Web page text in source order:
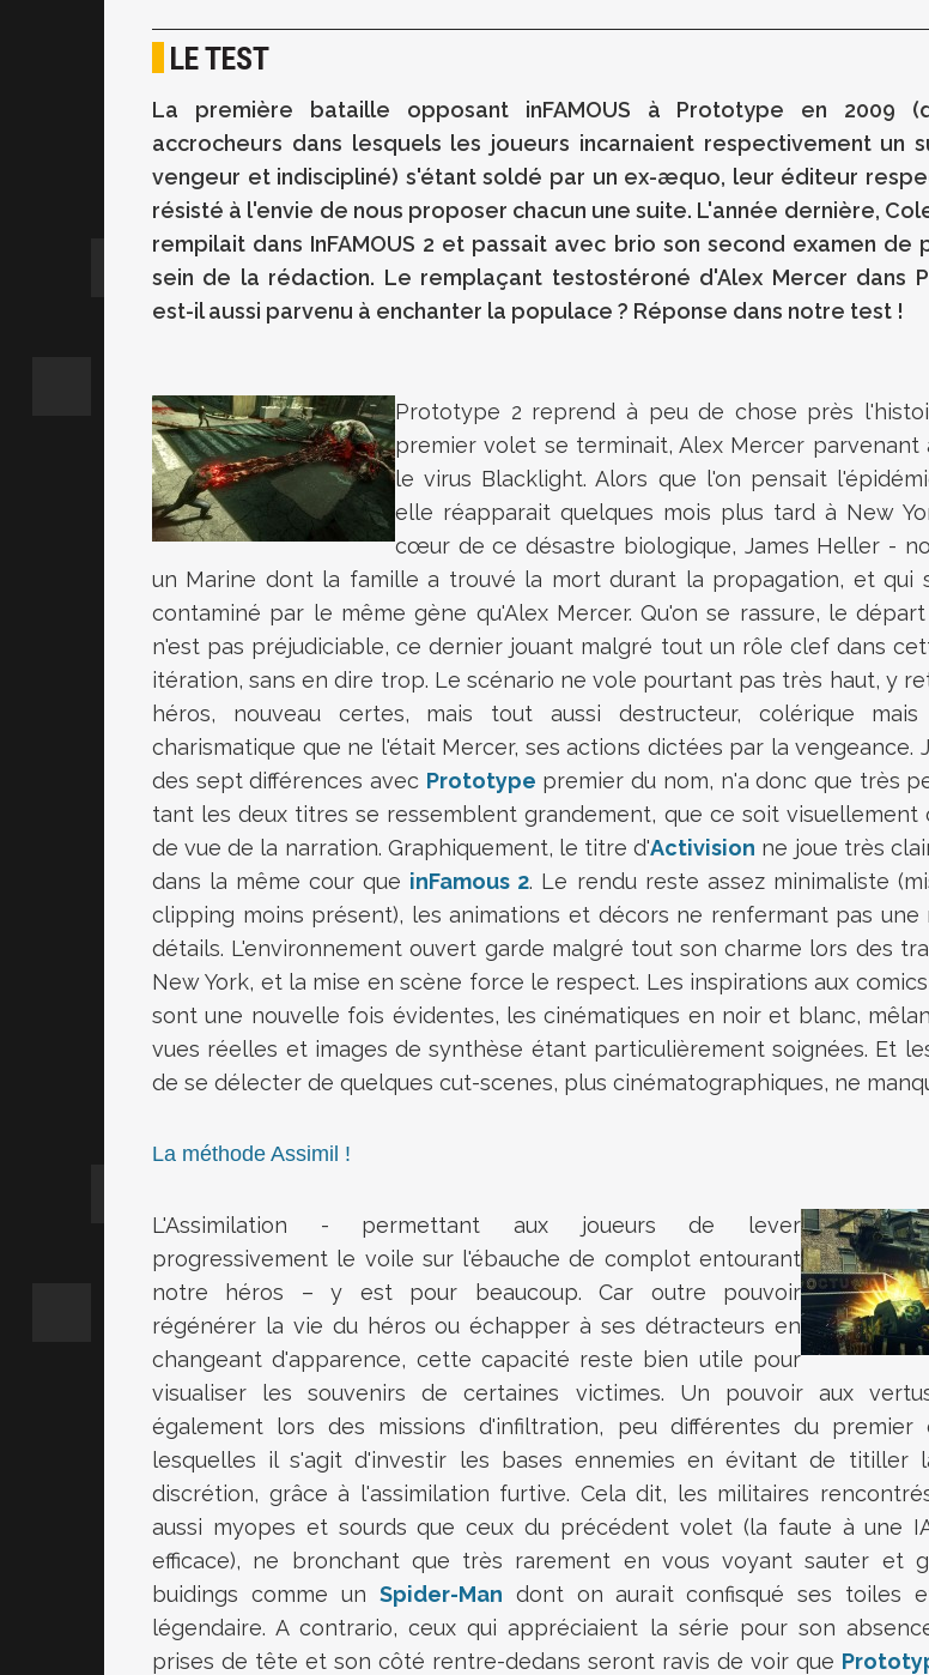
LE TEST
La première bataille opposant inFAMOUS à Prototype en 2009
accrocheurs dans lesquels les joueurs incarnaient respectivement un
vengeur et indiscipliné) s'étant soldé par un ex-æquo, leur éditeur
résisté à l'envie de nous proposer chacun une suite. L'année dernière,
rempilait dans InFAMOUS 2 et passait avec brio son second examen de
sein de la rédaction. Le remplaçant testostéroné d'Alex Mercer dans
est-il aussi parvenu à enchanter la populace ? Réponse dans notre test !
Prototype 2 reprend à peu de chose près
premier volet se terminait, Alex Mercer parvenant
le virus Blacklight. Alors que l'on pensait
elle réapparait quelques mois plus tard à New
cœur de ce désastre biologique, James Heller -
un Marine dont la famille a trouvé la mort durant la propagation, et qui
contaminé par le même gène qu'Alex Mercer. Qu'on se rassure, le
n'est pas préjudiciable, ce dernier jouant malgré tout un rôle clef dans
itération, sans en dire trop. Le scénario ne vole pourtant pas très haut, y
héros, nouveau certes, mais tout aussi destructeur, colérique
charismatique que ne l'était Mercer, ses actions dictées par la vengeance.
des sept différences avec Prototype premier du nom, n'a donc que très
tant les deux titres se ressemblent grandement, que ce soit visuellement
de vue de la narration. Graphiquement, le titre d'Activision ne joue très
dans la même cour que inFamous 2. Le rendu reste assez minimaliste
clipping moins présent), les animations et décors ne renfermant pas une
détails. L'environnement ouvert garde malgré tout son charme lors des
New York, et la mise en scène force le respect. Les inspirations aux
sont une nouvelle fois évidentes, les cinématiques en noir et blanc,
vues réelles et images de synthèse étant particulièrement soignées. Et
de se délecter de quelques cut-scenes, plus cinématographiques, ne
La méthode Assimil !
L'Assimilation - permettant aux joueurs de lever
progressivement le voile sur l'ébauche de complot entourant
notre héros – y est pour beaucoup. Car outre pouvoir
régénérer la vie du héros ou échapper à ses détracteurs en
changeant d'apparence, cette capacité reste bien utile pour
visualiser les souvenirs de certaines victimes. Un pouvoir aux
également lors des missions d'infiltration, peu différentes du premier
lesquelles il s'agit d'investir les bases ennemies en évitant de titiller
discrétion, grâce à l'assimilation furtive. Cela dit, les militaires
aussi myopes et sourds que ceux du précédent volet (la faute à une
efficace), ne bronchant que très rarement en vous voyant sauter et
buidings comme un Spider-Man dont on aurait confisqué ses toiles
légendaire. A contrario, ceux qui appréciaient la série pour son
prises de tête et son côté rentre-dedans seront ravis de voir que